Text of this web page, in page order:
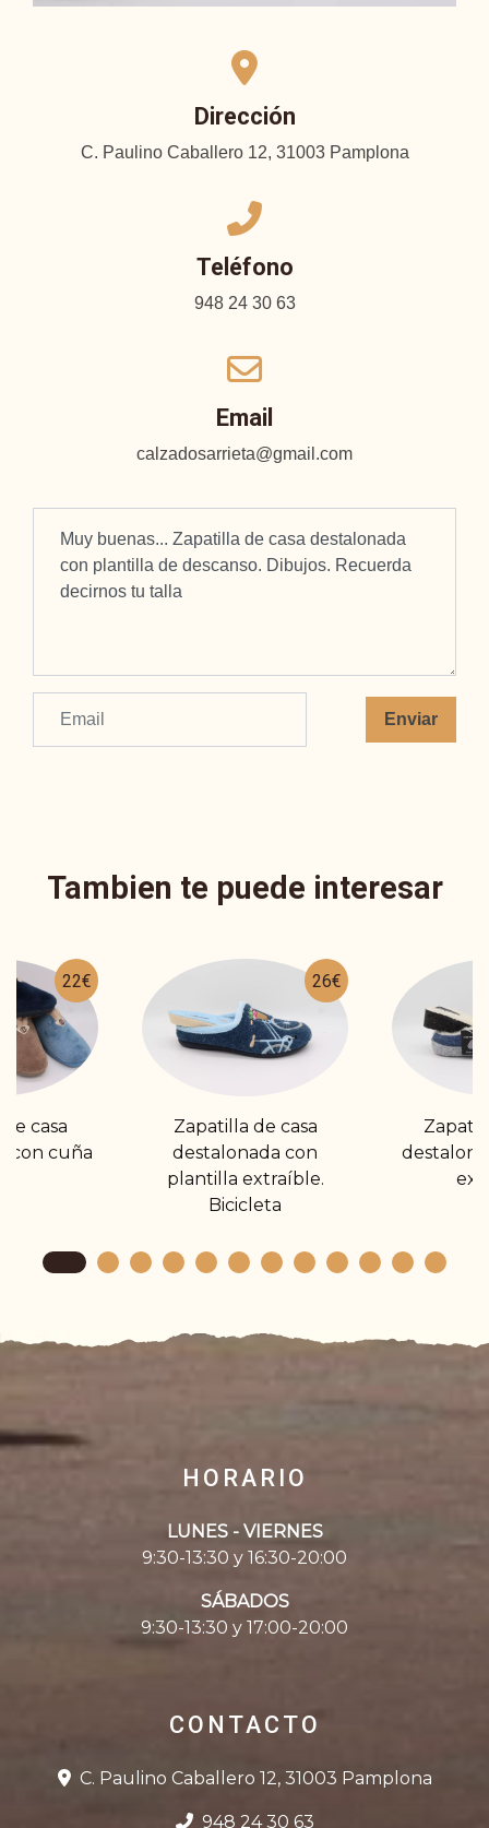
Dirección
C. Paulino Caballero 12, 31003 Pamplona
Teléfono
948 24 30 63
Email
calzadosarrieta@gmail.com
Enviar
Tambien te puede interesar
22€
casa
cuña
26€
Zapatilla de casa
destalonada con
plantilla extraíble.
Bicicleta
HORARIO
LUNES - VIERNES
9:30-13:30 y 16:30-20:00
SÁBADOS
9:30-13:30 y 17:00-20:00
CONTACTO
C. Paulino Caballero 12, 31003 Pamplona
948 24 30 63